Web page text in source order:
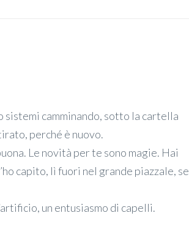
camminando, sotto la cartella
perché è nuovo.
Le novità per te sono magie. Hai
capito, lì fuori nel grande piazzale, se
un entusiasmo di capelli.